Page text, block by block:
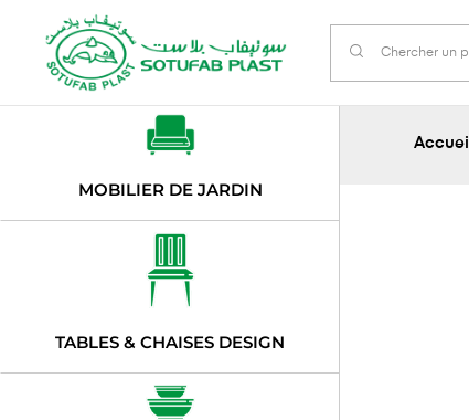
Accueil
MOBILIER DE JARDIN
TABLES & CHAISES DESIGN